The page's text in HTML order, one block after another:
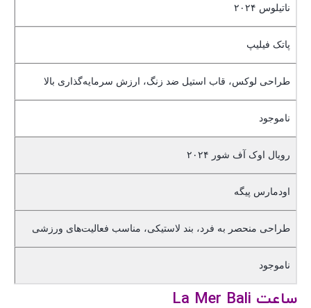
ناتیلوس ۲۰۲۴
پاتک فیلیپ
طراحی لوکس، قاب استیل ضد زنگ، ارزش سرمایه‌گذاری بالا
ناموجود
رویال اوک آف شور ۲۰۲۴
اودمارس پیگه
طراحی منحصر به فرد، بند لاستیکی، مناسب فعالیت‌های ورزشی
ناموجود
ساعت La Mer Bali